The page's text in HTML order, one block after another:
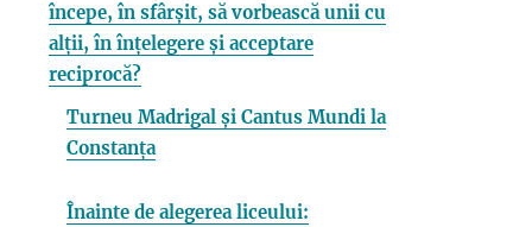
începe, în sfârșit, să vorbească unii cu
alții, în înțelegere și acceptare
reciprocă?
Turneu Madrigal și Cantus Mundi la
Constanța
Înainte de alegerea liceului: